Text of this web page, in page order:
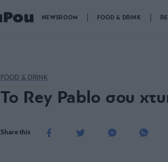
NEWSROOM FOOD & DRINK
FOOD & DRINK
Το Rey Pablo σου
Share this